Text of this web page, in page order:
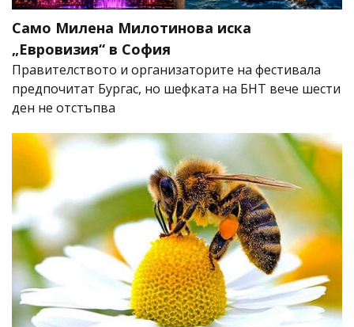
Само Милена Милотинова иска
„Евровизия“ в София
Правителството и организаторите на фестивала
предпочитат Бургас, но шефката на БНТ вече шести
ден не отстъпва